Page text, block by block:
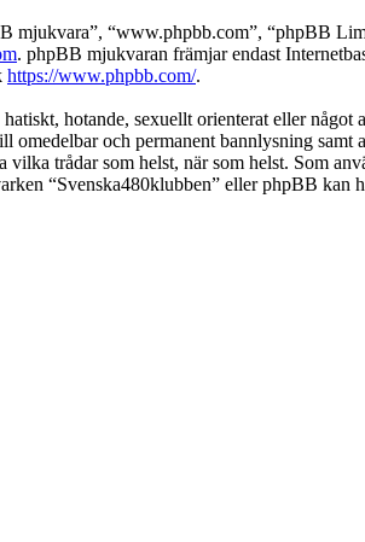
mjukvara”, “www.phpbb.com”, “phpBB
. phpBB mjukvaran främjar endast
https://www.phpbb.com/.
hotande, sexuellt orienterat eller
och permanent bannlysning
trådar som helst, när som helst. Som
“Svenska480klubben” eller phpBB